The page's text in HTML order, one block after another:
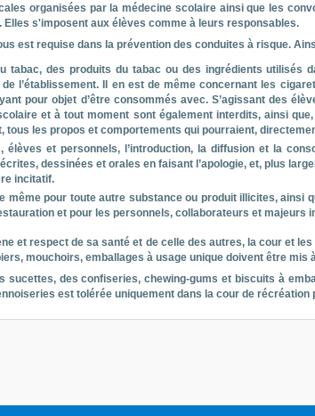
organisées par la médecine scolaire ainsi que les
Elles s'imposent aux élèves comme à leurs responsables.
est requise dans la prévention des conduites à risque.
tabac, des produits du tabac ou des ingrédients
de l’établissement. Il en est de même concernant les
pour objet d’être consommés avec. S’agissant des
et à tout moment sont également interdits, ainsi
tous les propos et comportements qui pourraient,
élèves et personnels, l’introduction, la diffusion et la
dessinées et orales en faisant l’apologie, et, plus
incitatif.
même pour toute autre substance ou produit illicites,
et pour les personnels, collaborateurs et majeurs
et respect de sa santé et de celle des autres, la cour et
mouchoirs, emballages à usage unique doivent être mis
sucettes, des confiseries, chewing-gums et biscuits à
est tolérée uniquement dans la cour de récréation